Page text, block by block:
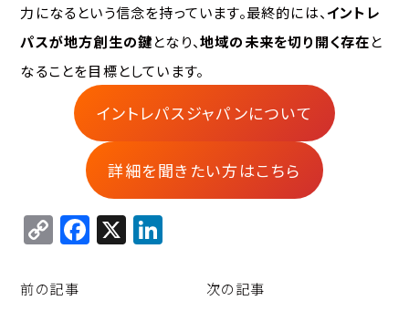
力になるという信念を持っています。最終的には、 イントレ
パスが地方創生の鍵となり、地域の未来を切り開く存在と
なることを目標としています。
イントレパスジャパンについて
詳細を聞きたい方はこちら
C
o
p
F
a
X
前の記事 次の記事